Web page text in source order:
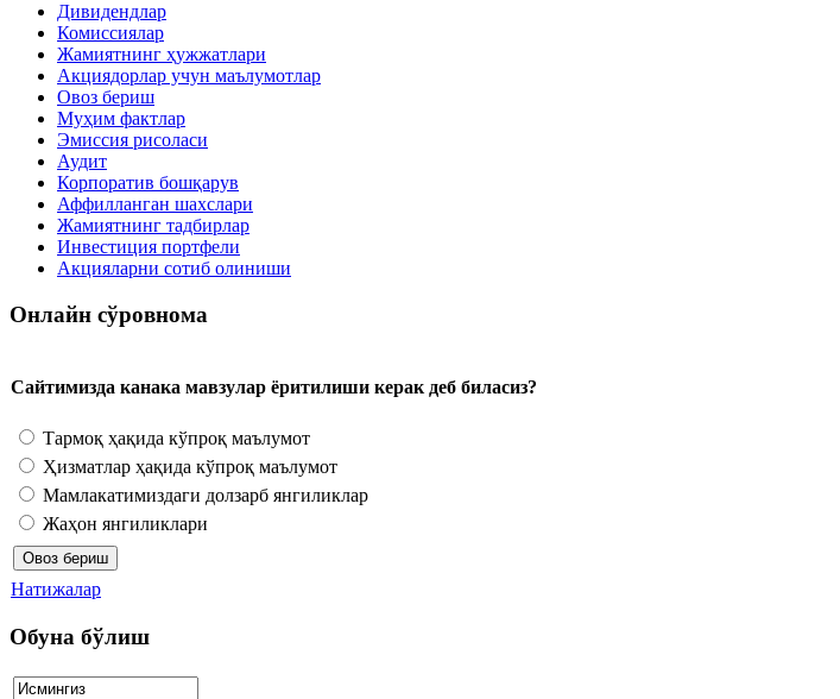
Дивидендлар
Комиссиялар
Жамиятнинг ҳужжатлари
Акциядорлар учун маълумотлар
Овоз бериш
Муҳим фактлар
Эмиссия рисоласи
Аудит
Корпоратив бошқарув
Аффилланган шахслари
Жамиятнинг тадбирлар
Инвестиция портфели
Акцияларни сотиб олиниши
Онлайн сўровнома
Сайтимизда канака мавзулар ёритилиши керак деб биласиз?
Тармоқ ҳақида кўпроқ маълумот
Ҳизматлар ҳақида кўпроқ маълумот
Мамлакатимиздаги долзарб янгиликлар
Жаҳон янгиликлари
Натижалар
Обуна бўлиш